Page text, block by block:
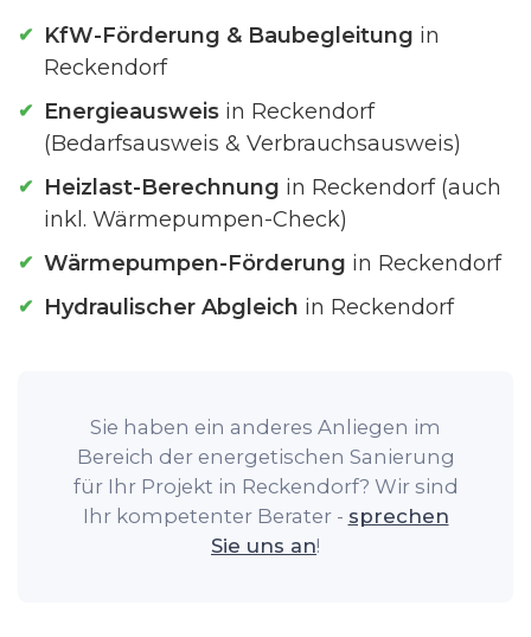
KfW-Förderung & Baubegleitung in
Reckendorf
Energieausweis in Reckendorf
(Bedarfsausweis & Verbrauchsausweis)
Heizlast-Berechnung in Reckendorf (auch
inkl. Wärmepumpen-Check)
Wärmepumpen-Förderung in Reckendorf
Hydraulischer Abgleich in Reckendorf
Sie haben ein anderes Anliegen im
Bereich der energetischen Sanierung
für Ihr Projekt in Reckendorf? Wir sind
Ihr kompetenter Berater - sprechen
Sie uns an!